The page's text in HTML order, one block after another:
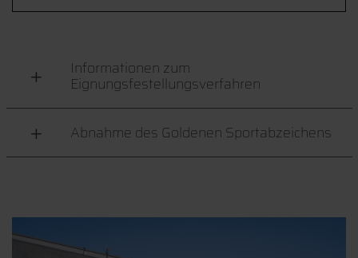
Informationen zum
Eignungsfestellungsverfahren
Abnahme des Goldenen Sportabzeichens